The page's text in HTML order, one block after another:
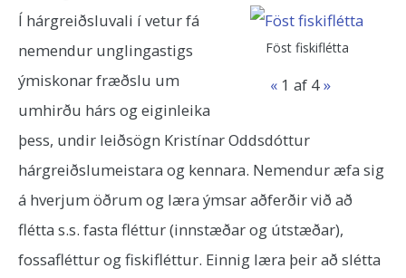
Föst fiskiflétta
« 1 af 4»
Í hárgreiðsluvali í vetur fá
nemendur unglingastigs
ýmiskonar fræðslu um
umhirðu hárs og eiginleika
þess, undir leiðsögn Kristínar Oddsdóttur
hárgreiðslumeistara og kennara. Nemendur æfa sig
á hverjum öðrum og læra ýmsar aðferðir við að
flétta s.s. fasta fléttur (innstæðar og útstæðar),
fossafléttur og fiskifléttur. Einnig læra þeir að slétta